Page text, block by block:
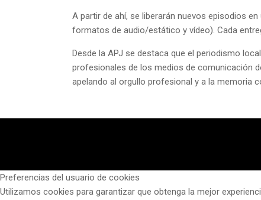
A partir de ahí, se liberarán nuevos episodios
formatos de audio/estático y vídeo). Cada
Desde la APJ se destaca que el periodismo
profesionales de los medios de comunicación
apelando al orgullo profesional y a la memoria
Preferencias del usuario de cookies
Utilizamos cookies para garantizar que obtenga la mejor